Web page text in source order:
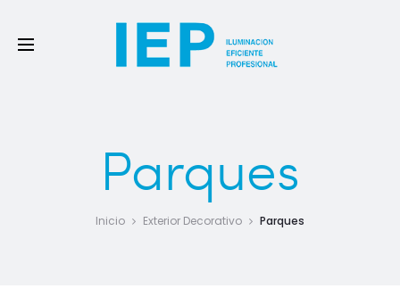
Parques
Inicio Exterior Decorativo Parques